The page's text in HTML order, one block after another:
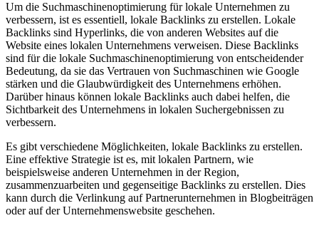
Um die Suchmaschinenoptimierung für lokale Unternehmen zu
verbessern, ist es essentiell, lokale Backlinks zu erstellen. Lokale
Backlinks sind Hyperlinks, die von anderen Websites auf die
Website eines lokalen Unternehmens verweisen. Diese Backlinks
sind für die lokale Suchmaschinenoptimierung von entscheidender
Bedeutung, da sie das Vertrauen von Suchmaschinen wie Google
stärken und die Glaubwürdigkeit des Unternehmens erhöhen.
Darüber hinaus können lokale Backlinks auch dabei helfen, die
Sichtbarkeit des Unternehmens in lokalen Suchergebnissen zu
verbessern.
Es gibt verschiedene Möglichkeiten, lokale Backlinks zu erstellen.
Eine effektive Strategie ist es, mit lokalen Partnern, wie
beispielsweise anderen Unternehmen in der Region,
zusammenzuarbeiten und gegenseitige Backlinks zu erstellen. Dies
kann durch die Verlinkung auf Partnerunternehmen in Blogbeiträgen
oder auf der Unternehmenswebsite geschehen.